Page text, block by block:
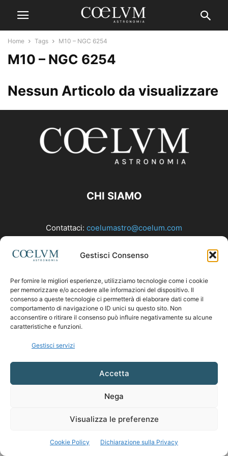
Gestisci Consenso
Per fornire le migliori esperienze, utilizziamo tecnologie come i cookie
per memorizzare e/o accedere alle informazioni del dispositivo. Il
consenso a queste tecnologie ci permetterà di elaborare dati come il
comportamento di navigazione o ID unici su questo sito. Non
acconsentire o ritirare il consenso può influire negativamente su alcune
caratteristiche e funzioni.
Gestisci servizi
Accetta
Nega
Visualizza le preferenze
Cookie Policy Dichiarazione sulla Privacy
Home Tags M10 – NGC 6254
M10 – NGC 6254
Nessun Articolo da visualizzare
CHI SIAMO
Contattaci: coelumastro@coelum.com
SEGUICI